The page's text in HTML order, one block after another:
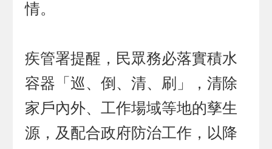
情。
疾管署提醒，民眾務必落實積水
容器「巡、倒、清、刷」，清除
家戶內外、工作場域等地的孳生
源，及配合政府防治工作，以降